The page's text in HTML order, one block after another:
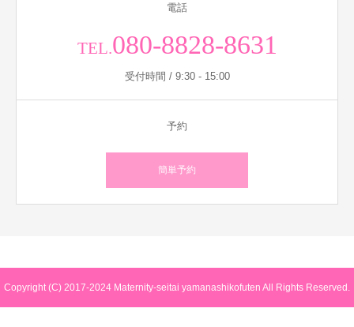
電話
TEL.080-8828-8631
受付時間 / 9:30 - 15:00
予約
簡単予約
Copyright (C) 2017-2024 Maternity-seitai yamanashikofuten All Rights Reserved.